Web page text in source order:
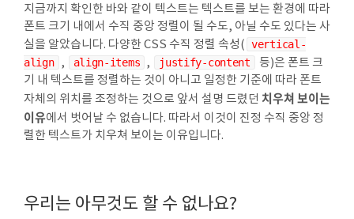
지금까지 확인한 바와 같이 텍스트는 텍스트를 보는 환경에 따라
폰트 크기 내에서 수직 중앙 정렬이 될 수도, 아닐 수도 있다는 사
실을 알았습니다. 다양한 CSS 수직 정렬 속성( vertical-
align , align-items , justify-content
등)은 폰트 크
기 내 텍스트를 정렬하는 것이 아니고 일정한 기준에 따라 폰트
자체의 위치를 조정하는 것으로 앞서 설명 드렸던 치우쳐 보이는
이유에서 벗어날 수 없습니다. 따라서 이것이 진정 수직 중앙 정
렬한 텍스트가 치우쳐 보이는 이유입니다.
우리는 아무것도 할 수 없나요?